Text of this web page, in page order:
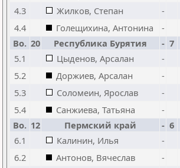
4.3
Жилков, Степан -
4.4
Голещихина, Антонина -
Bo. 20 Республика Бурятия - 7
5.1
Цыденов, Арсалан -
5.2
Доржиев, Арсалан -
5.3
Соломеин, Ярослав -
5.4
Санжиева, Татьяна -
Bo. 12 Пермский край - 6
6.1
Калинин, Илья -
6.2
Антонов, Вячеслав -